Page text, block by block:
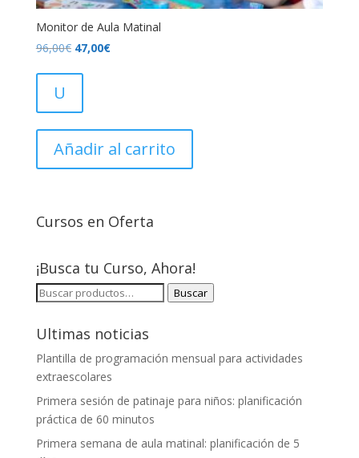
Monitor de Aula Matinal
96,00€ El
47,00€El
U
Añadir al carrito
Cursos en Oferta
¡Busca tu Curso, Ahora!
BUSCAR
Buscar
Ultimas noticias
Plantilla de programación mensual para actividades
extraescolares
Primera sesión de patinaje para niños: planificación
práctica de 60 minutos
Primera semana de aula matinal: planificación de 5